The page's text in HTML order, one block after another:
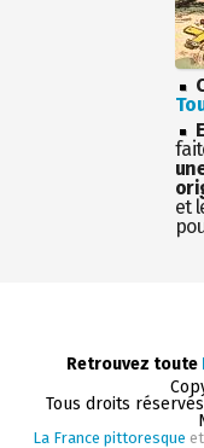
et
Retrouvez toute
Tous droits
La France pittoresque et